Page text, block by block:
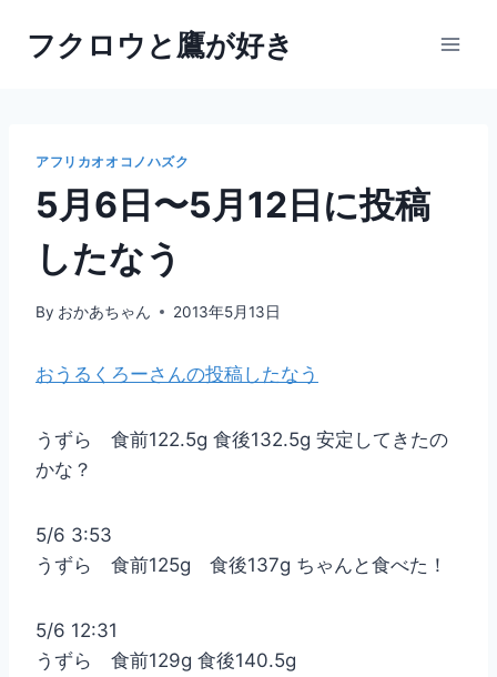
フクロウと鷹が好き
アフリカオオコノハズク
5月6日〜5月12日に投稿
したなう
By おかあちゃん 2013年5月13日
おうるくろーさんの投稿したなう
うずら 食前122.5g 食後132.5g 安定してきたの
かな？
5/6 3:53
うずら 食前125g 食後137g ちゃんと食べた！
5/6 12:31
うずら 食前129g 食後140.5g